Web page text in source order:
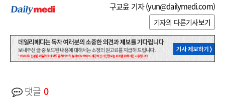
구교윤 기자 (yun@dailymedi.com)
기자의 다른기사보기
댓글 0